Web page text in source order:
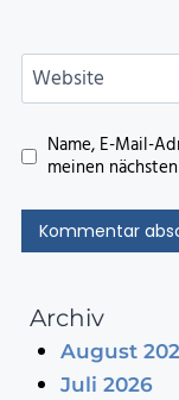
Website
Name, E-Mail-
meinen
Archiv
August
Juli 2026